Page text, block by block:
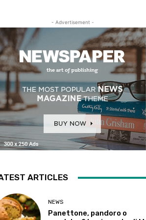
- Advertisement -
ARTICLES
NEWS
Panettone, pandoro o